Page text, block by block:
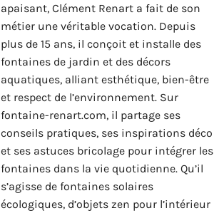
apaisant, Clément Renart a fait de son
métier une véritable vocation. Depuis
plus de 15 ans, il conçoit et installe des
fontaines de jardin et des décors
aquatiques, alliant esthétique, bien-être
et respect de l’environnement. Sur
fontaine-renart.com, il partage ses
conseils pratiques, ses inspirations déco
et ses astuces bricolage pour intégrer les
fontaines dans la vie quotidienne. Qu’il
s’agisse de fontaines solaires
écologiques, d’objets zen pour l’intérieur